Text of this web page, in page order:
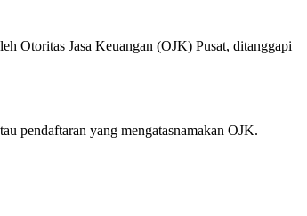
Otoritas Jasa Keuangan (OJK) Pusat, ditanggapi
pendaftaran yang mengatasnamakan OJK.